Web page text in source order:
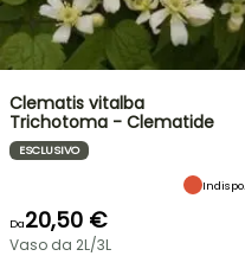
Clematis vitalba
Trichotoma - Clematide
ESCLUSIVO
Indispo.
Da20,50 €
Vaso da 2L/3L